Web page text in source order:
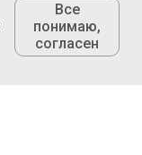
Все
понимаю,
согласен